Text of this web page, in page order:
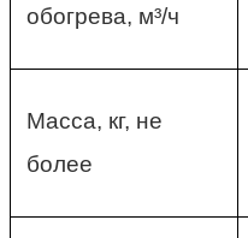
обогрева, м³/ч
Масса, кг, не
более